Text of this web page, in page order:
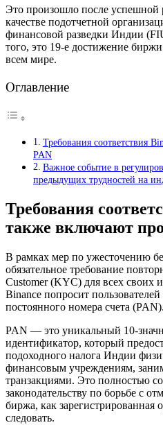
Это произошло после успешной
качестве подотчетной
финансовой разведки Индии
того, это 19-е достижение
всем мире.
Оглавление
Требования соответствия
PAN
Важное событие в
предыдущих трудностей на
Требования
также включают
В рамках мер по ужесточению
обязательное требование
Customer (KYC) для всех своих
Binance попросит
постоянного номера счета (PAN).
PAN — это уникальный 10-
идентификатор, который
подоходного налога Индии
финансовым учреждениям,
транзакциями. Это полностью
законодательству по борьбе с
биржа, как зарегистрированная
следовать.